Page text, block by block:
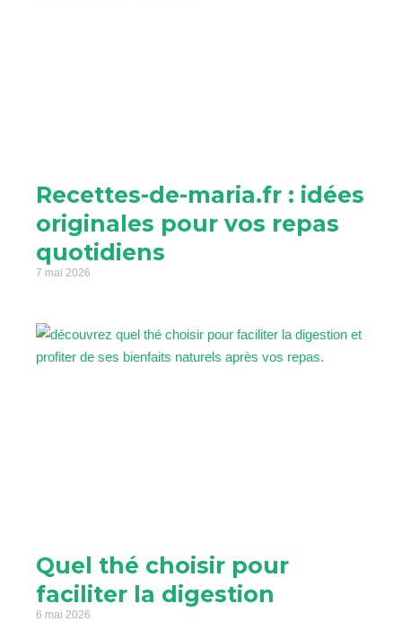
Recettes-de-maria.fr : idées
originales pour vos repas
quotidiens
7 mai 2026
Quel thé choisir pour
faciliter la digestion
6 mai 2026